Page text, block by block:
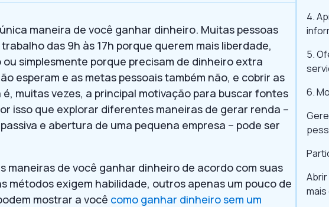
maneira de você ganhar dinheiro. Muitas pessoas
das 9h às 17h porque querem mais liberdade,
simplesmente porque precisam de dinheiro extra
esperam e as metas pessoais também não, e cobrir as
muitas vezes, a principal motivação para buscar fontes
isso que explorar diferentes maneiras de gerar renda –
e abertura de uma pequena empresa – pode ser
maneiras de você ganhar dinheiro de acordo com suas
métodos exigem habilidade, outros apenas um pouco de
mostrar a você como ganhar dinheiro sem um
4.
5.
6.